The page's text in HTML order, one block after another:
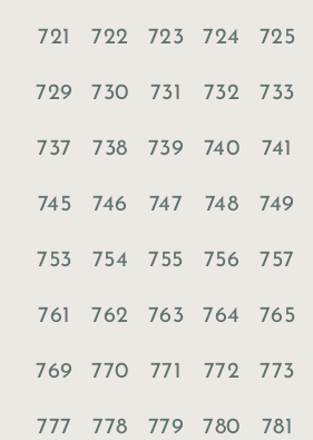
721 722 723 724 725
729 730 731 732 733
737 738 739 740 741
745 746 747 748 749
753 754 755 756 757
761 762 763 764 765
769 770 771 772 773
777 778 779 780 781